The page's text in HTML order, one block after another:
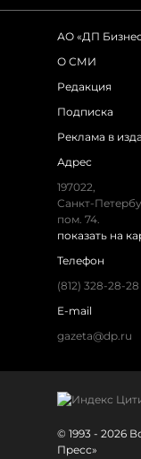
АО «ДП
О СМИ
Редакция
Подписка
Реклама в
Адрес
197022,
Санкт-
пом. 74.
показать на
Телефон
(812) 328-28-28
E-mail
gazeta@dp.ru
© 1993 - 2026
Пресс»